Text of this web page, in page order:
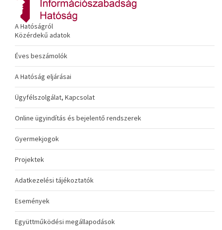
A Hatóságról
Közérdekű adatok
Éves beszámolók
A Hatóság eljárásai
Ügyfélszolgálat, Kapcsolat
Online ügyindítás és bejelentő rendszerek
Gyermekjogok
Projektek
Adatkezelési tájékoztatók
Események
Együttműködési megállapodások